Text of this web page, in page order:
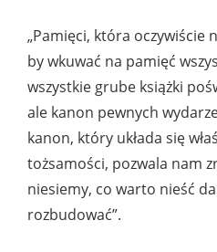
„Pamięci, która oczywiście
by wkuwać na pamięć
wszystkie grube książki
ale kanon pewnych
kanon, który układa się
tożsamości, pozwala nam
niesiemy, co warto nieść
rozbudować”.